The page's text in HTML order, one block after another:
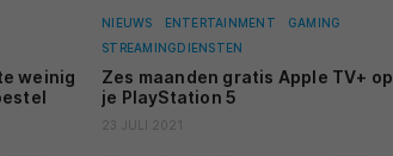
weinig
NIEUWS ENTERTAINMENT
GAMING
STREAMINGDIENSTEN
Zes maanden gratis Apple TV+ op
je PlayStation 5
23 JULI 2021